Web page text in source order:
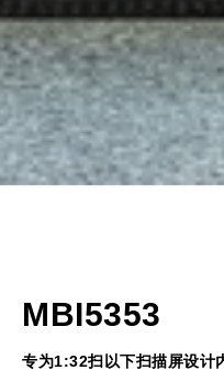
MBI5353
专为1:32扫以下扫描屏设计